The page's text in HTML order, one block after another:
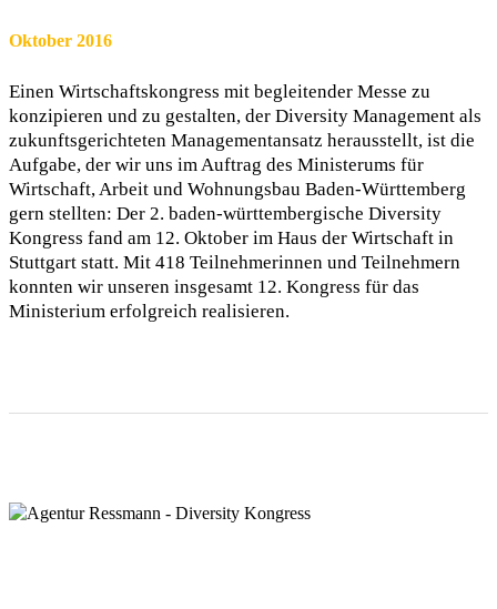
Oktober 2016
Einen Wirtschaftskongress mit begleitender Messe zu
konzipieren und zu gestalten, der Diversity Management als
zukunftsgerichteten Managementansatz herausstellt, ist die
Aufgabe, der wir uns im Auftrag des Ministerums für
Wirtschaft, Arbeit und Wohnungsbau Baden-Württemberg
gern stellten: Der 2. baden-württembergische Diversity
Kongress fand am 12. Oktober im Haus der Wirtschaft in
Stuttgart statt. Mit 418 Teilnehmerinnen und Teilnehmern
konnten wir unseren insgesamt 12. Kongress für das
Ministerium erfolgreich realisieren.